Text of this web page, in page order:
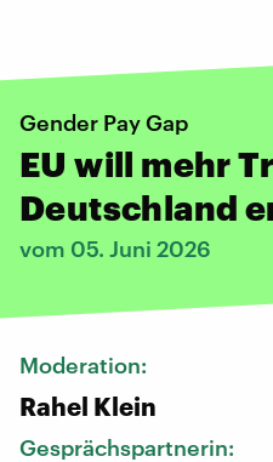
Gender Pay Gap
EU will mehr
Deutschland
vom 05. Juni 2026
Moderation:
Rahel Klein
Gesprächspartnerin: